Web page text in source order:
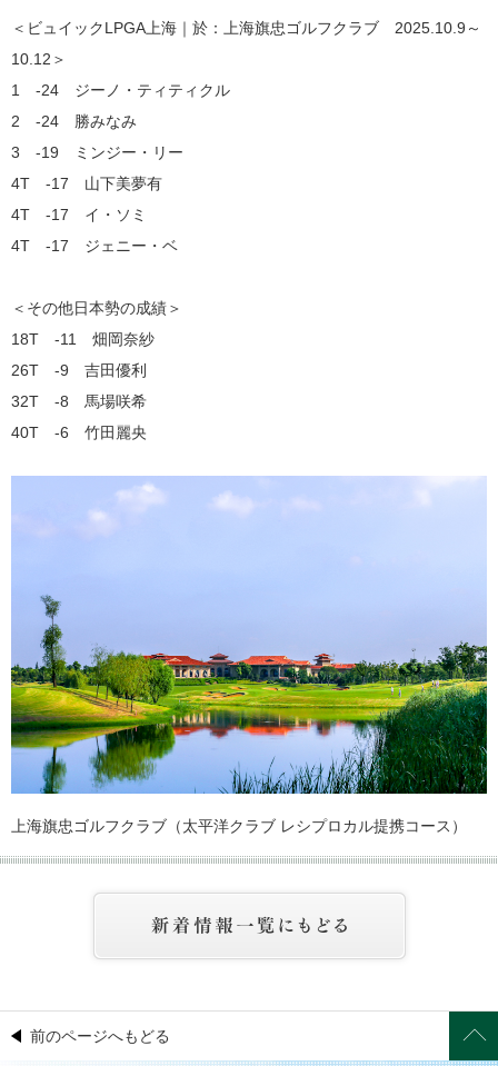
＜ビュイックLPGA上海｜於：上海旗忠ゴルフクラブ 2025.10.9～
10.12＞
1 -24 ジーノ・ティティクル
2 -24 勝みなみ
3 -19 ミンジー・リー
4T -17 山下美夢有
4T -17 イ・ソミ
4T -17 ジェニー・ベ
＜その他日本勢の成績＞
18T -11 畑岡奈紗
26T -9 吉田優利
32T -8 馬場咲希
40T -6 竹田麗央
上海旗忠ゴルフクラブ（太平洋クラブ レシプロカル提携コース）
前のページへもどる